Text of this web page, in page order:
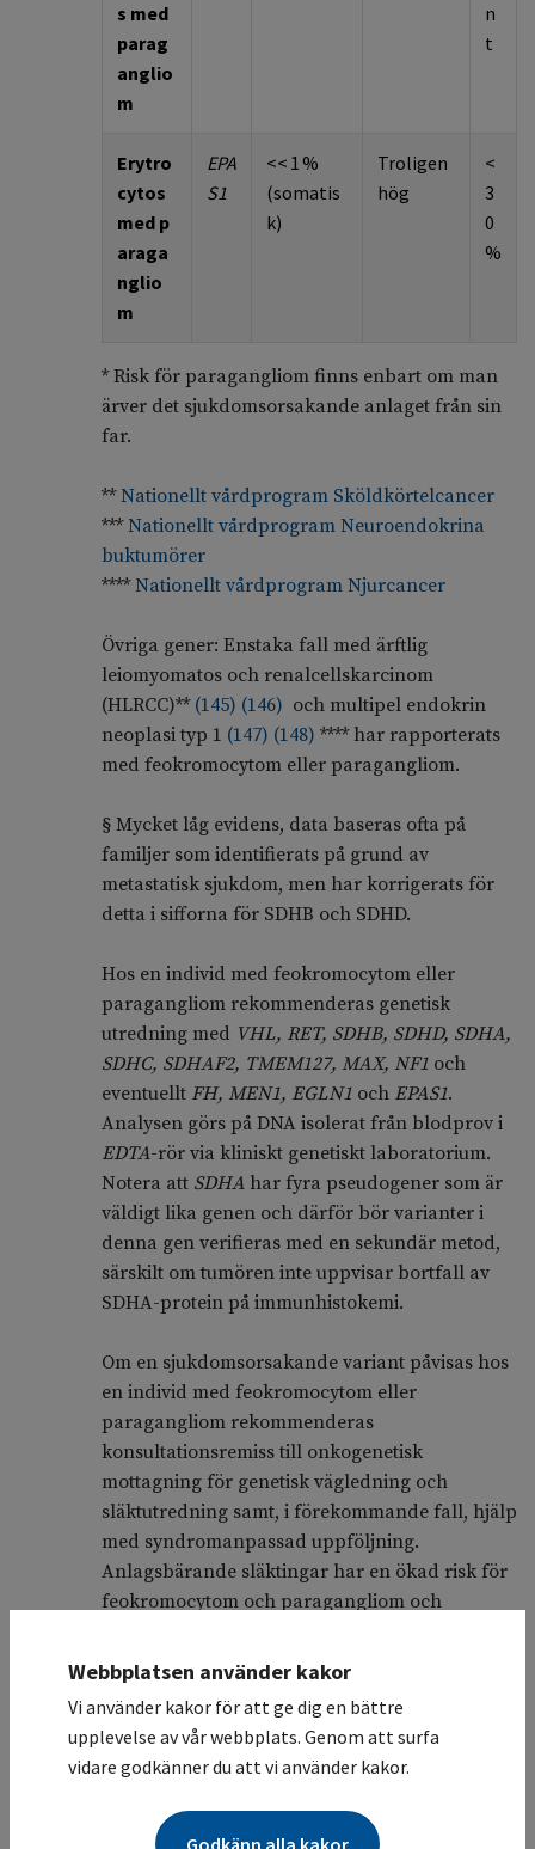
s med
parag
anglio
m
n
t
Erytro
cytos
med p
araga
nglio
m
EPA
S1
<< 1%
(somatis
k)
Troligen
hög
<
3
0
%
* Risk för paragangliom finns enbart om man
ärver det sjukdomsorsakande anlaget från sin
far.
**Nationellt vårdprogram Sköldkörtelcancer
***Nationellt vårdprogram Neuroendokrina
buktumörer
****Nationellt vårdprogram Njurcancer
Övriga gener: Enstaka fall med ärftlig
leiomyomatos och renalcellskarcinom
(HLRCC)** (145) (146) och multipel endokrin
neoplasi typ 1 (147) (148) **** har rapporterats
med feokromocytom eller paragangliom.
§ Mycket låg evidens, data baseras ofta på
familjer som identifierats på grund av
metastatisk sjukdom, men har korrigerats för
detta i sifforna för SDHB och SDHD.
Hos en individ med feokromocytom eller
paragangliom rekommenderas genetisk
utredning med VHL, RET, SDHB, SDHD, SDHA,
SDHC, SDHAF2, TMEM127, MAX, NF1 och
eventuellt FH, MEN1, EGLN1 ochEPAS1.
Analysen görs på DNA isolerat från blodprov i
EDTA-rör via kliniskt genetiskt laboratorium.
Notera att SDHAhar fyra pseudogener som är
väldigt lika genen och därför bör varianter i
denna gen verifieras med en sekundär metod,
särskilt om tumören inte uppvisar bortfall av
SDHA-protein på immunhistokemi.
Om en sjukdomsorsakande variant påvisas hos
en individ med feokromocytom eller
paragangliom rekommenderas
konsultationsremiss till onkogenetisk
mottagning för genetisk vägledning och
släktutredning samt, i förekommande fall, hjälp
med syndromanpassad uppföljning.
Anlagsbärande släktingar har en ökad risk för
feokromocytom och paragangliom och
syndromets riktlinjer.
Tabell 14. Riktlinjer för kontroller som
finns i andra svenska vårdprogram eller
Webbplatsen använder kakor
Vi använder kakor för att ge dig en bättre
upplevelse av vår webbplats. Genom att surfa
vidare godkänner du att vi använder kakor.
Godkänn alla kakor